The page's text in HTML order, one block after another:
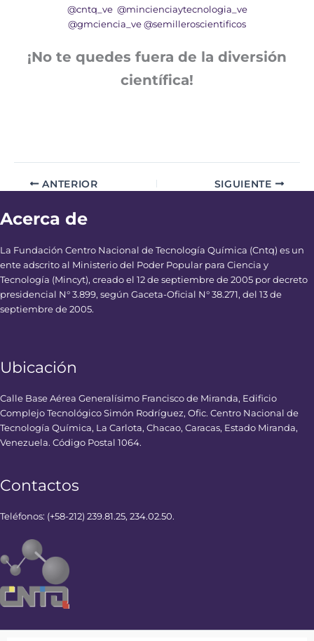
@cntq_ve @mincienciaytecnologia_ve
@gmciencia_ve @semilleroscientificos
¡No te quedes fuera de la diversión
científica!
ANTERIOR SIGUIENTE
Acerca de
La Fundación Centro Nacional de Tecnología Química (Cntq) es un
ente adscrito al Ministerio del Poder Popular para Ciencia y
Tecnología (Mincyt), creado el 12 de septiembre de 2005 por decreto
presidencial N° 3.899, según Gaceta-Oficial N° 38.271, del 13 de
septiembre de 2005.
Ubicación
Calle Base Aérea Generalísimo Francisco de Miranda, Edificio
Complejo Tecnológico Simón Rodríguez, Ofic. Centro Nacional de
Tecnología Química, La Carlota, Chacao, Caracas, Estado Miranda,
Venezuela. Código Postal 1064.
Contactos
Teléfonos: (+58-212) 239.81.25, 234.02.50.